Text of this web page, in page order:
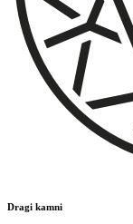
Dragi kamni